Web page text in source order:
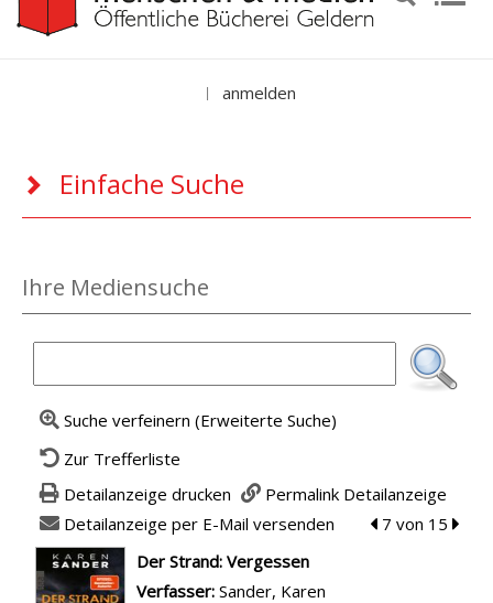
| anmelden
Einfache Suche
Ihre Mediensuche
Suche verfeinern (Erweiterte Suche)
Zur Trefferliste
Detailanzeige drucken
Permalink Detailanzeige
Detailanzeige per E-Mail versenden
zum
7 von 15 zum
wird in neuem Tab geöffnet
Der Strand: Vergessen
Verfasser: Suche nach diesem Verfasser
Sander, Karen